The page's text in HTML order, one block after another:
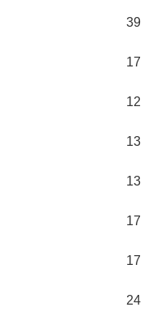
39
17
12
13
13
17
17
24